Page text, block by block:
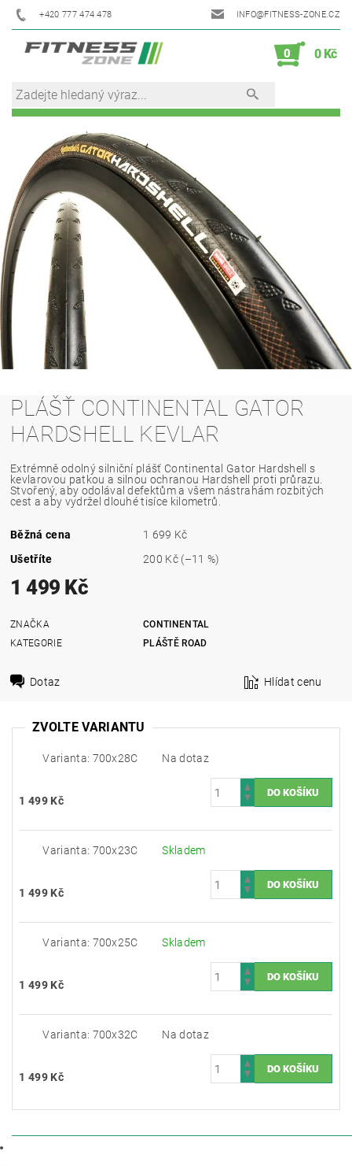
+420 777 474 478 INFO@FITNESS-ZONE.CZ
0 0 Kč
PLÁŠŤ CONTINENTAL GATOR
HARDSHELL KEVLAR
Extrémně odolný silniční plášť Continental Gator Hardshell s
kevlarovou patkou a silnou ochranou Hardshell proti průrazu.
Stvořený, aby odolával defektům a všem nástrahám rozbitých
cest a aby vydržel dlouhé tisíce kilometrů.
Běžná cena
1 699 Kč
Ušetříte
200 Kč (–11 %)
1 499 Kč
ZNAČKA
CONTINENTAL
KATEGORIE
PLÁŠTĚ ROAD
Dotaz Hlídat cenu
ZVOLTE VARIANTU
Varianta: 700x28C Na dotaz
1 499 Kč
Varianta: 700x23C Skladem
1 499 Kč
Varianta: 700x25C Skladem
1 499 Kč
Varianta: 700x32C Na dotaz
1 499 Kč